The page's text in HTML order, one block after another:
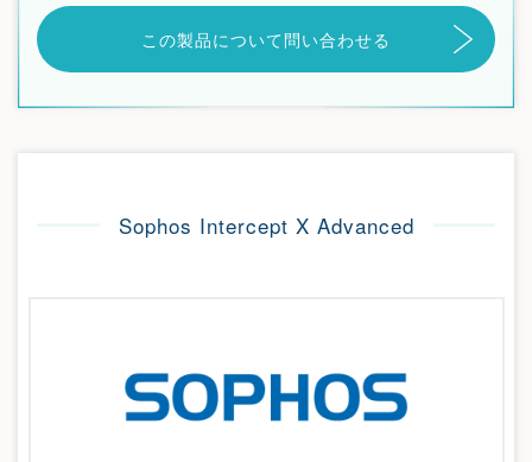
この製品について問い合わせる
Sophos Intercept X Advanced